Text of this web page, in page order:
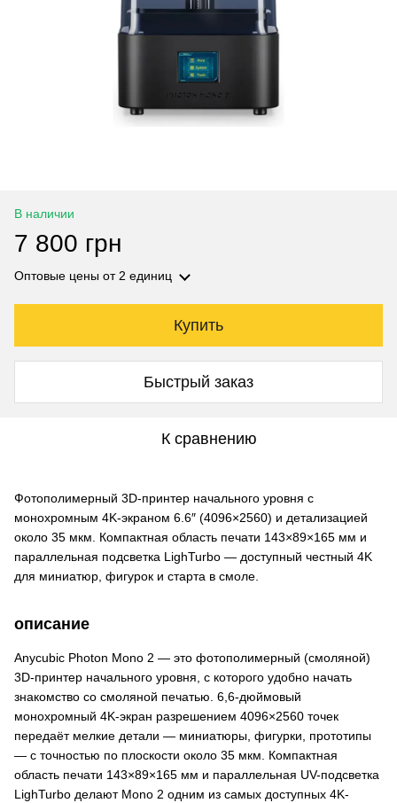
В наличии
7 800 грн
Оптовые цены от 2 единиц
Купить
Быстрый заказ
К сравнению
Фотополимерный 3D-принтер начального уровня с
монохромным 4K-экраном 6.6″ (4096×2560) и детализацией
около 35 мкм. Компактная область печати 143×89×165 мм и
параллельная подсветка LighTurbo — доступный честный 4K
для миниатюр, фигурок и старта в смоле.
описание
Anycubic Photon Mono 2 — это фотополимерный (смоляной)
3D-принтер начального уровня, с которого удобно начать
знакомство со смоляной печатью. 6,6-дюймовый
монохромный 4K-экран разрешением 4096×2560 точек
передаёт мелкие детали — миниатюры, фигурки, прототипы
— с точностью по плоскости около 35 мкм. Компактная
область печати 143×89×165 мм и параллельная UV-подсветка
LighTurbo делают Mono 2 одним из самых доступных 4K-